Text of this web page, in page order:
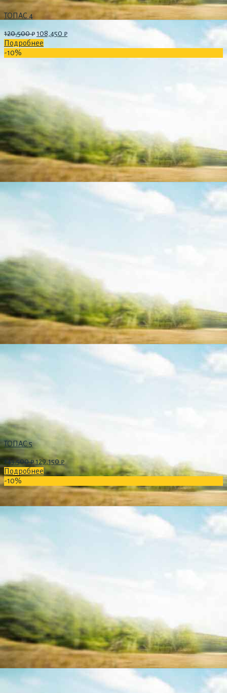
ТОПАС 4
120,500₽108,450 ₽
Подробнее
-10%
ТОПАС 5
143,500₽ 129,150₽
Подробнее
-10%